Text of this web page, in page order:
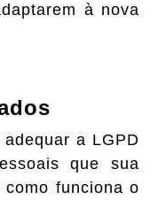
à nova
a LGPD
que sua
funciona o